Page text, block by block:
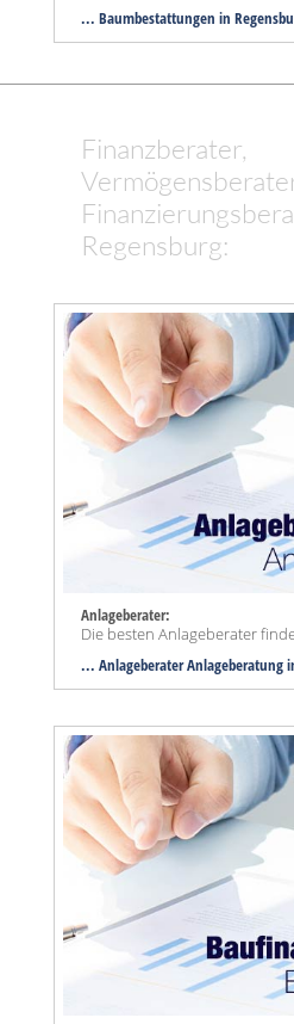
... Baumbestattungen in
Finanzberater,
Regensburg:
Anlageberater:
Die besten Anlageberater
... Anlageberater Anlageberatung